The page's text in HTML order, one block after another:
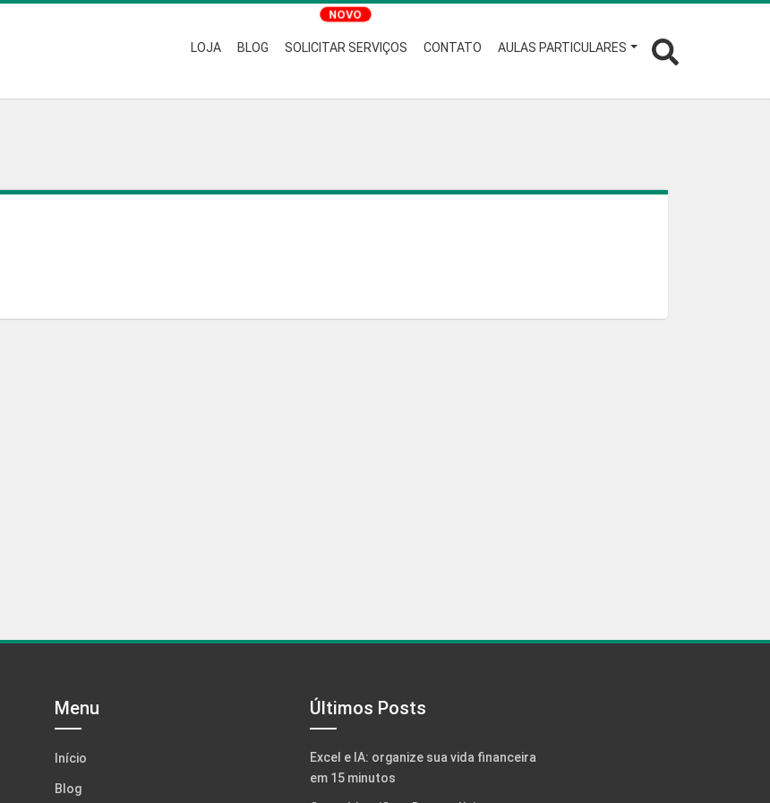
LOJA BLOG SOLICITAR SERVIÇOS CONTATO AULAS PARTICULARES
Menu
Início
Blog
Últimos Posts
Excel e IA: organize sua vida financeira
em 15 minutos